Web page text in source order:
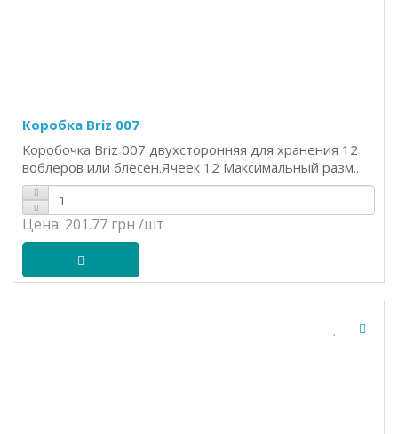
Коробка Briz 007
Коробочка Briz 007 двухсторонняя для хранения 12
воблеров или блесен.Ячеек 12 Максимальный разм..
Цена: 201.77 грн /шт